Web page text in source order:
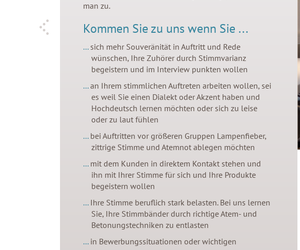
man zu.
Kommen Sie zu uns wenn Sie ...
sich mehr Souveränität in Auftritt und Rede
wünschen, Ihre Zuhörer durch Stimmvarianz
begeistern und im Interview punkten wollen
an Ihrem stimmlichen Auftreten arbeiten wollen, sei
es weil Sie einen Dialekt oder Akzent haben und
Hochdeutsch lernen möchten oder sich zu leise
oder zu laut fühlen
bei Auftritten vor größeren Gruppen Lampenfieber,
zittrige Stimme und Atemnot ablegen möchten
mit dem Kunden in direktem Kontakt stehen und
ihn mit Ihrer Stimme für sich und Ihre Produkte
begeistern wollen
Ihre Stimme beruflich stark belasten. Bei uns lernen
Sie, Ihre Stimmbänder durch richtige Atem- und
Betonungstechniken zu entlasten
in Bewerbungssituationen oder wichtigen